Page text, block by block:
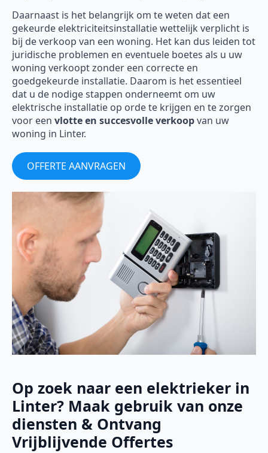
Daarnaast is het belangrijk om te weten dat een
gekeurde elektriciteitsinstallatie wettelijk verplicht is
bij de verkoop van een woning. Het kan dus leiden tot
juridische problemen en eventuele boetes als u uw
woning verkoopt zonder een correcte en
goedgekeurde installatie. Daarom is het essentieel
dat u de nodige stappen onderneemt om uw
elektrische installatie op orde te krijgen en te zorgen
voor een vlotte en succesvolle verkoopvan uw
woning in Linter.
OFFERTE AANVRAGEN
Op zoek naar een elektrieker in
Linter? Maak gebruik van onze
diensten & Ontvang
Vrijblijvende Offertes